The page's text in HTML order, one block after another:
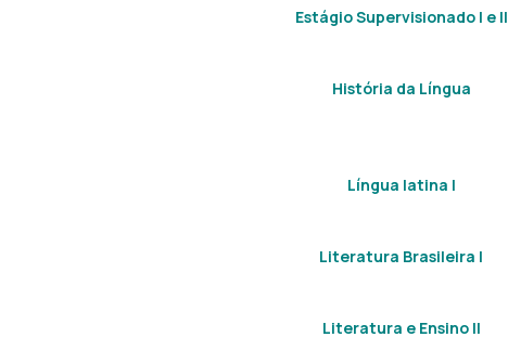
Estágio Supervisionado I e II
História da Língua
Língua latina I
Literatura Brasileira I
Literatura e Ensino II